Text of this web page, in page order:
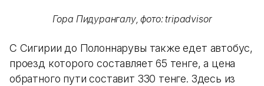
Гора Пидурангалу, фото: tripadvisor
С Сигирии до Полоннарувы также едет автобус,
проезд которого составляет 65 тенге, а цена
обратного пути составит 330 тенге. Здесь из